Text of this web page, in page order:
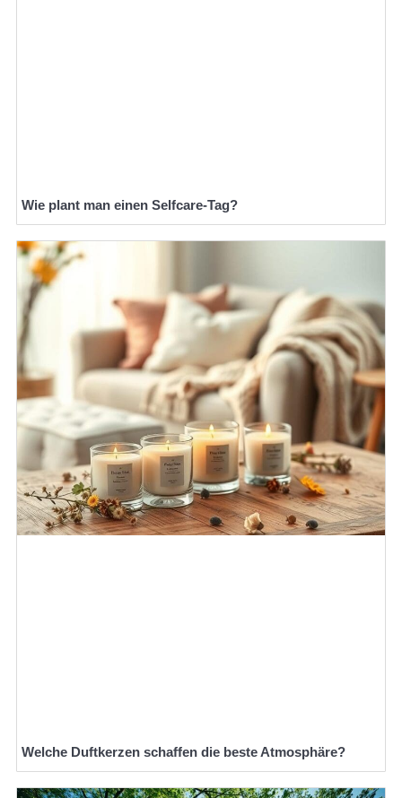
Wie plant man einen Selfcare-Tag?
Welche Duftkerzen schaffen die beste Atmosphäre?